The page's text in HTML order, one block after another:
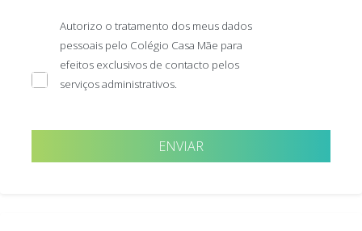
Autorizo o tratamento dos meus dados
pessoais pelo Colégio Casa Mãe para
efeitos exclusivos de contacto pelos
serviços administrativos.